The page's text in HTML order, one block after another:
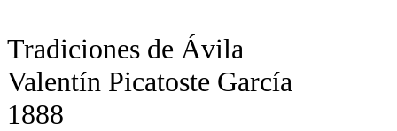
Tradiciones de Ávila
Valentín Picatoste García
1888